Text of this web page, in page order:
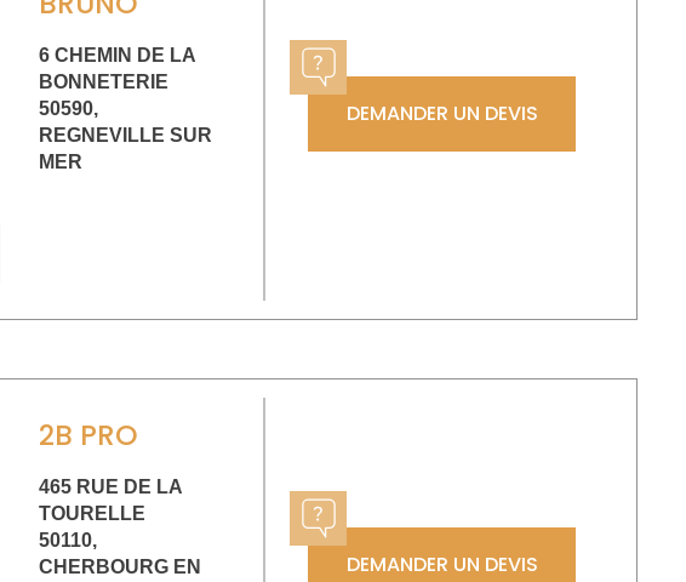
6 CHEMIN DE LA
BONNETERIE
50590,
REGNEVILLE SUR
MER
DEMANDER UN DEVIS
2B PRO
465 RUE DE LA
TOURELLE
50110,
CHERBOURG EN
DEMANDER UN DEVIS